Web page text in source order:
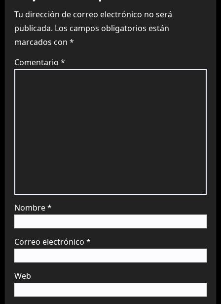
Tu dirección de correo electrónico no será
publicada. Los campos obligatorios están
marcados con *
Comentario *
Nombre*
Correo electrónico *
Web